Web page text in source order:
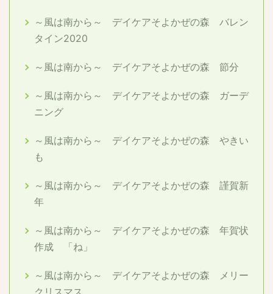
～風は南から～ デイケアそよかぜの森 バレン
タイン2020
～風は南から～ デイケアそよかぜの森 節分
～風は南から～ デイケアそよかぜの森 ガーデ
ニング
～風は南から～ デイケアそよかぜの森 やきい
も
～風は南から～ デイケアそよかぜの森 謹賀新
年
～風は南から～ デイケアそよかぜの森 年賀状
作成 「ね」
～風は南から～ デイケアそよかぜの森 メリー
クリスマス